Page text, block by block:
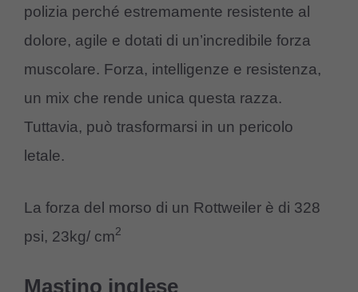
polizia perché estremamente resistente al
dolore, agile e dotati di un’incredibile forza
muscolare. Forza, intelligenze e resistenza,
un mix che rende unica questa razza.
Tuttavia, può trasformarsi in un pericolo
letale.
La forza del morso di un Rottweiler è di 328
psi, 23kg/ cm2
Mastino inglese